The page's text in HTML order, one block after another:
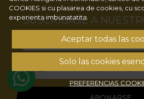
COOKIES si cu plasarea de cookies, cu
experienta imbunatatita.
Aceptar todas las
Solo las cookies
PREFERENCIAS
SUSCRÍBASE A
Email